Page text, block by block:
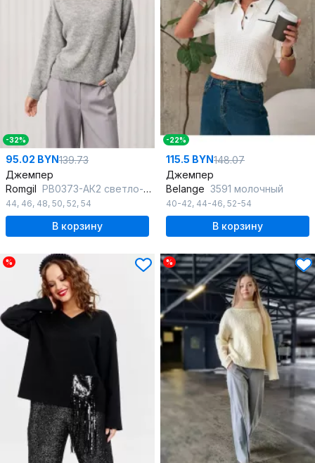
-32%
95.02 BYN139.73
Джемпер
Romgil РВ0373-АК2 светло-серый
44, 46, 48, 50, 52, 54
В корзину
-22%
115.5 BYN148.07
Джемпер
Belange 3591 молочный
40-42, 44-46, 52-54
В корзину
% %